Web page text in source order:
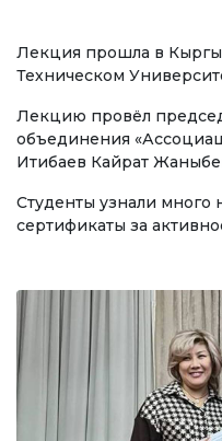
БИЛИМ БЕРҮҮ
credit_cardТӨЛӨӨ
БИЛИМ ДЕҢГЭЭЛИҢИЗ
Бакалавр
Адистик
ОКУТУУ БАГЫТЫ
Экономика
Лекция прошла в
Техническом
Лекцию провёл
объединения
Итибаев Кайрат
Студенты узнали много
сертификаты за